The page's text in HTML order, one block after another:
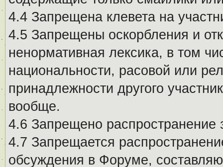
4.4 Запрещена клевета на
4.5 Запрещены оскорбления и
ненормативная лексика, в том
национальности, расовой или
принадлежности другого
вообще.
4.6 Запрещено
4.7 Запрещается
обсуждения в Форуме,